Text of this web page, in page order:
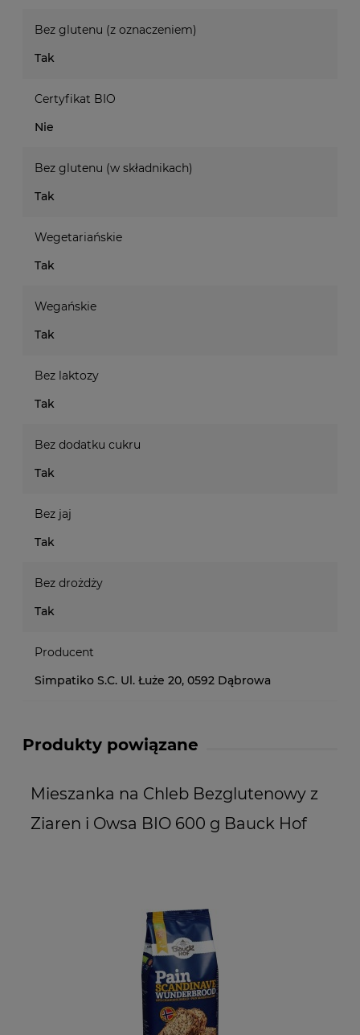
Bez glutenu (z oznaczeniem)
Tak
Certyfikat BIO
Nie
Bez glutenu (w składnikach)
Tak
Wegetariańskie
Tak
Wegańskie
Tak
Bez laktozy
Tak
Bez dodatku cukru
Tak
Bez jaj
Tak
Bez drożdży
Tak
Producent
Simpatiko S.C. Ul. Łuże 20, 0592 Dąbrowa
Produkty powiązane
Mieszanka na Chleb Bezglutenowy z
Ziaren i Owsa BIO 600 g Bauck Hof